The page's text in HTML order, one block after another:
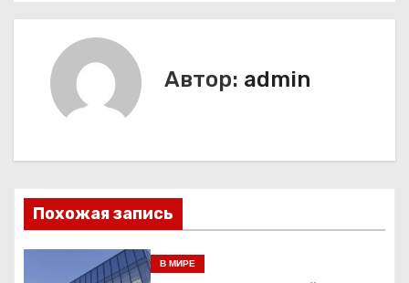
в
и
я
Автор: admin
Похожая запись
В МИРЕ